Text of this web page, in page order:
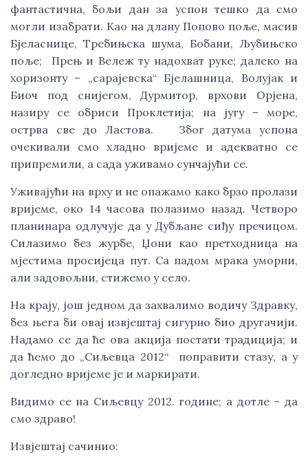
фантастична, бољи дан за успон тешко да смо
могли изабрати. Као на длану Попово поље, масив
Бјеласнице, Требињска шума, Бобани, Љубињско
поље; Прењ и Вележ ту надохват руке; далеко на
хоризонту – „сарајевска“ Бјелашница, Волујак и
Биоч под снијегом, Дурмитор, врхови Орјена,
назиру се обриси Проклетија; на југу – море,
острва све до Ластова. Због датума успона
очекивали смо хладно вријеме и адекватно се
припремили, а сада уживамо сунчајући се.
Уживајући на врху и не опажамо како брзо пролази
вријеме, око 14 часова полазимо назад. Четворо
планинара одлучује да у Дубљане сиђу пречицом.
Силазимо без журбе, Џони као претходница на
мјестима просијеца пут. Са падом мрака уморни,
али задовољни, стижемо у село.
На крају, још једном да захвалимо водичу Здравку,
без њега би овај извјештај сигурно био другачији.
Надамо се да ће ова акција постати традиција; и
да ћемо до „Сиљевца 2012“ поправити стазу, а у
догледно вријеме је и маркирати.
Видимо се на Сиљевцу 2012. године; а дотле – да
смо здраво!
Извјештај сачинио: